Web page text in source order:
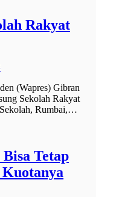
Rakyat
(Wapres) Gibran
Sekolah Rakyat
Sekolah, Rumbai,…
Tetap